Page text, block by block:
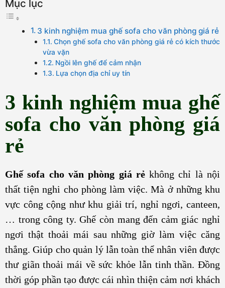
Mục lục
3 kinh nghiệm mua ghế sofa cho văn phòng giá rẻ
Chọn ghế sofa cho văn phòng giá rẻ có kích thước
vừa vặn
Ngồi lên ghế để cảm nhận
Lựa chọn địa chỉ uy tín
3 kinh nghiệm mua ghế
sofa cho văn phòng giá
rẻ
Ghế sofa cho văn phòng giá rẻkhông chỉ là nội
thất tiện nghi cho phòng làm việc. Mà ở những khu
vực công cộng như khu giải trí, nghỉ ngơi, canteen,
… trong công ty. Ghế còn mang đến cảm giác nghỉ
ngơi thật thoải mái sau những giờ làm việc căng
thẳng. Giúp cho quản lý lẫn toàn thể nhân viên được
thư giãn thoải mái về sức khỏe lẫn tinh thần. Đồng
thời góp phần tạo được cái nhìn thiện cảm nơi khách